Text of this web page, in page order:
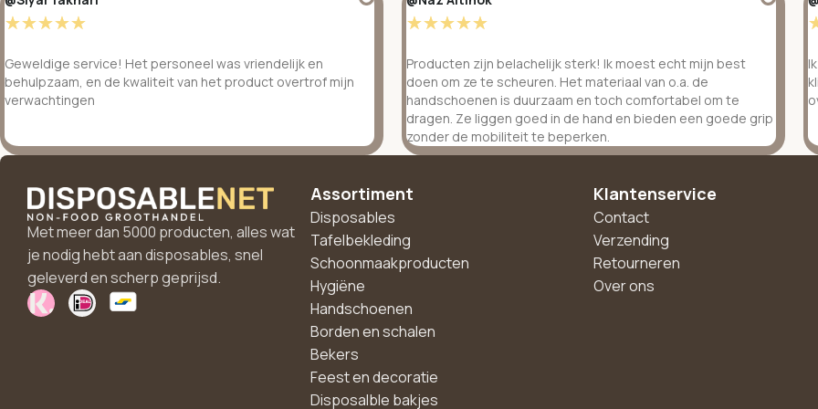
☆☆☆☆☆
Geweldige service! Het personeel was vriendelijk en
behulpzaam, en de kwaliteit van het product overtrof mijn
verwachtingen
☆☆☆☆☆
Producten zijn belachelijk sterk! Ik moest echt mijn best
doen om ze te scheuren. Het materiaal van o.a. de
handschoenen is duurzaam en toch comfortabel om te
dragen. Ze liggen goed in de hand en bieden een goede grip
zonder de mobiliteit te beperken.
Met meer dan 5000 producten, alles wat
je nodig hebt aan disposables, snel
geleverd en scherp geprijsd.
Assortiment
Disposables
Tafelbekleding
Schoonmaakproducten
Hygiëne
Handschoenen
Borden en schalen
Bekers
Feest en decoratie
Disposalble bakjes
Klantenservice
Contact
Verzending
Retourneren
Over ons